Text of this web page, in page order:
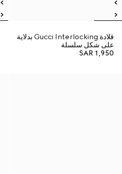
قلادة Gucci Interlocking بدلاية
على شكل سلسلة
SAR 1,950